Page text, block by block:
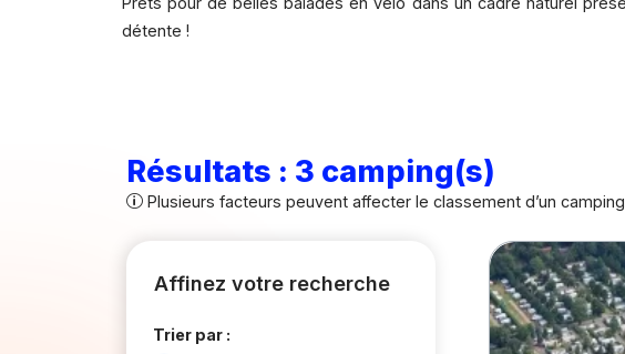
détente !
Résultats : 3 camping(s)
Plusieurs facteurs peuvent affecter le classement d’un
Affinez votre recherche
Trier par :